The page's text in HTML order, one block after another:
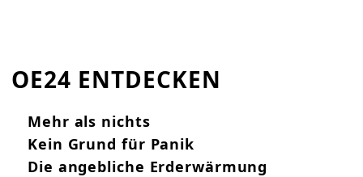
OE24 ENTDECKEN
Mehr als nichts
Kein Grund für Panik
Die angebliche Erderwärmung